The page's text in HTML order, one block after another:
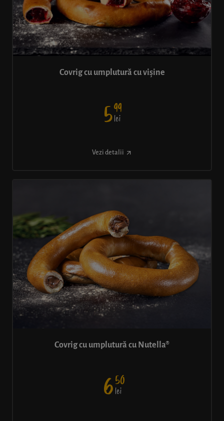
Covrig cu umplutură cu vișine
599
lei
Vezi detalii
Covrig cu umplutură cu Nutella®
650
lei